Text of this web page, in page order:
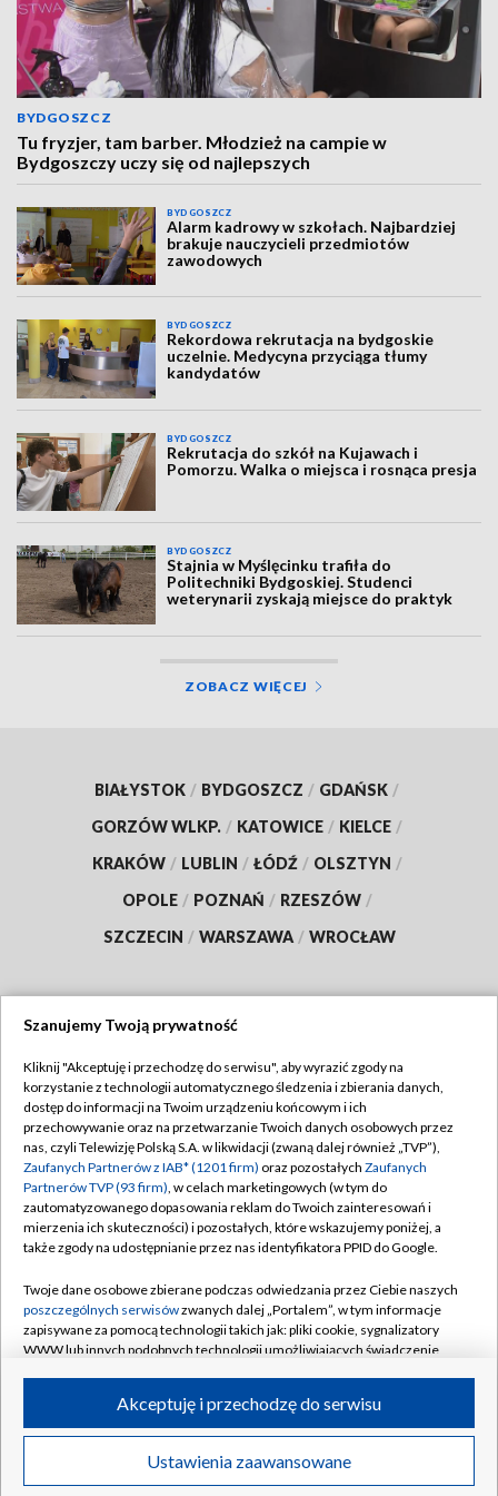
BYDGOSZCZ
Tu fryzjer, tam barber. Młodzież na campie w
Bydgoszczy uczy się od najlepszych
BYDGOSZCZ
Alarm kadrowy w szkołach. Najbardziej
brakuje nauczycieli przedmiotów
zawodowych
BYDGOSZCZ
Rekordowa rekrutacja na bydgoskie
uczelnie. Medycyna przyciąga tłumy
kandydatów
BYDGOSZCZ
Rekrutacja do szkół na Kujawach i
Pomorzu. Walka o miejsca i rosnąca presja
BYDGOSZCZ
Stajnia w Myślęcinku trafiła do
Politechniki Bydgoskiej. Studenci
weterynarii zyskają miejsce do praktyk
ZOBACZ WIĘCEJ
BIAŁYSTOK / BYDGOSZCZ / GDAŃSK /
GORZÓW WLKP. / KATOWICE / KIELCE /
KRAKÓW / LUBLIN / ŁÓDŹ / OLSZTYN /
OPOLE / POZNAŃ / RZESZÓW /
SZCZECIN / WARSZAWA / WROCŁAW
TVP
Abonament TVP
Emisja w TVP
Centrum informacji TVP
Naziemna Telewizja Cyfrowa
Rada Programowa
System NOS
Informacje o nadawcy
Program dla prasy
Ogłoszenie przetargowe
Regulamin TVP
Polityka prywatności
Moje zgody
Pomoc
Kontakt
Kanały
©2026 Telewizja Polska S.A. w likwidacji
Szanujemy Twoją prywatność
Kliknij "Akceptuję i przechodzę do serwisu", aby wyrazić zgody na
korzystanie z technologii automatycznego śledzenia i zbierania danych,
dostęp do informacji na Twoim urządzeniu końcowym i ich
przechowywanie oraz na przetwarzanie Twoich danych osobowych przez
nas, czyli Telewizję Polską S.A. w likwidacji (zwaną dalej również „TVP”),
Zaufanych Partnerów z IAB* (1201 firm) oraz pozostałych Zaufanych
Partnerów TVP (93 firm), w celach marketingowych (w tym do
zautomatyzowanego dopasowania reklam do Twoich zainteresowań i
mierzenia ich skuteczności) i pozostałych, które wskazujemy poniżej, a
także zgody na udostępnianie przez nas identyfikatora PPID do Google.
Twoje dane osobowe zbierane podczas odwiedzania przez Ciebie naszych
poszczególnych serwisówzwanych dalej „Portalem”, w tym informacje
zapisywane za pomocą technologii takich jak: pliki cookie, sygnalizatory
WWW lub innych podobnych technologii umożliwiających świadczenie
ruchu w Internecie.
Twoje dane osobowe zbierane podczas odwiedzania przez Ciebie
poszczególnych serwisówna Portalu, takie jak adresy IP, identyfikatory
Ustawienia zaawansowane
Akceptuję i przechodzę do serwisu